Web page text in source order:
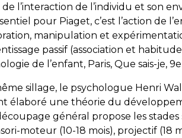
l’interaction de l’individu et son
pour Piaget, c’est l’action de
manipulation et
passif (association et
de l’enfant, Paris, Que sais-je,
sillage, le psychologue Henri
élaboré une théorie du
général propose les
moteur (10-18 mois), projectif (18